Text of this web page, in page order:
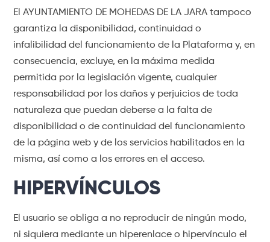
El AYUNTAMIENTO DE MOHEDAS DE LA JARA tampoco
garantiza la disponibilidad, continuidad o
infalibilidad del funcionamiento de la Plataforma y, en
consecuencia, excluye, en la máxima medida
permitida por la legislación vigente, cualquier
responsabilidad por los daños y perjuicios de toda
naturaleza que puedan deberse a la falta de
disponibilidad o de continuidad del funcionamiento
de la página web y de los servicios habilitados en la
misma, así como a los errores en el acceso.
HIPERVÍNCULOS
El usuario se obliga a no reproducir de ningún modo,
ni siquiera mediante un hiperenlace o hipervínculo el